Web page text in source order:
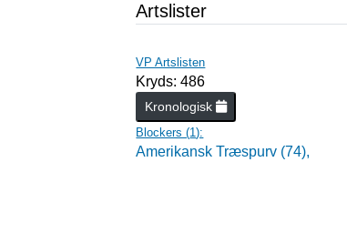
Artslister
VP Artslisten
Kryds: 486
Kronologisk
Blockers (1):
Amerikansk Træspurv (74),